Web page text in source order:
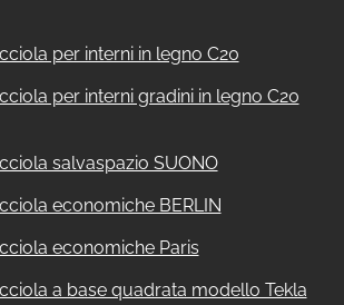
per interni in legno C20
per interni gradini in legno C20
salvaspazio SUONO
economiche BERLIN
economiche Paris
a base quadrata modello Tekla